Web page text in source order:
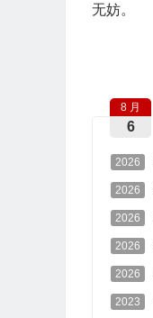
无妨。
8 月
6
2026
2026
2026
2026
2026
2023